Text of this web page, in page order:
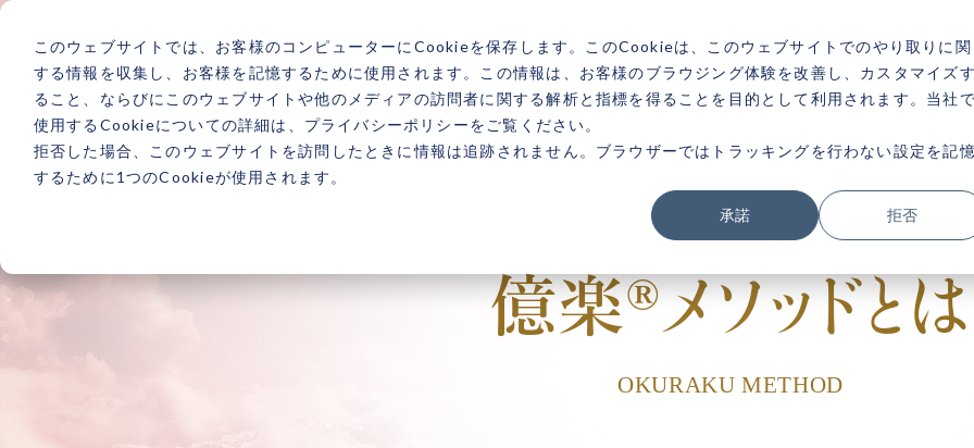
このウェブサイトでは、お客様のコンピューターにCookieを保存します。このCookieは、このウェブサイトでのやり取りに関
する情報を収集し、お客様を記憶するために使用されます。この情報は、お客様のブラウジング体験を改善し、カスタマイズ
ること、ならびにこのウェブサイトや他のメディアの訪問者に関する解析と指標を得ることを目的として利用されます。当社
使用するCookieについての詳細は、プライバシーポリシーをご覧ください。
拒否した場合、このウェブサイトを訪問したときに情報は追跡されません。ブラウザーではトラッキングを行わない設定を記
するために1つのCookieが使用されます。
承諾 拒否
小熊弥生公式メディアサイト
小熊弥生とは？ お
いつだって
お悩みテーマ
ビジネス
健康
願望実現
生きづらさ
億楽®メソッドとは
OKURAKU METHOD